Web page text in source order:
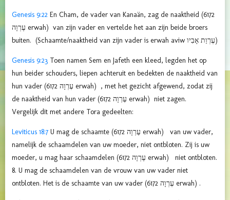
Genesis 9:22 En Cham, de vader van Kanaän, zag de naaktheid (6172
עֶרְוָה erwah) van zijn vader en vertelde het aan zijn beide broers
buiten. (Schaamte/naaktheid van zijn vader is erwah aviw עֶרְוַת אָבִיו)
Genesis 9:23 Toen namen Sem en Jafeth een kleed, legden het op
hun beider schouders, liepen achteruit en bedekten de naaktheid van
hun vader (6172 עֶרְוָה erwah) , met het gezicht afgewend, zodat zij
de naaktheid van hun vader (6172 עֶרְוָה erwah) niet zagen.
Vergelijk dit met andere Tora gedeelten:
Leviticus 18:7 U mag de schaamte (6172 עֶרְוָה erwah) van uw vader,
namelijk de schaamdelen van uw moeder, niet ontbloten. Zij is uw
moeder, u mag haar schaamdelen (6172 עֶרְוָה erwah) niet ontbloten.
8. U mag de schaamdelen van de vrouw van uw vader niet
ontbloten. Het is de schaamte van uw vader (6172 עֶרְוָה erwah) .